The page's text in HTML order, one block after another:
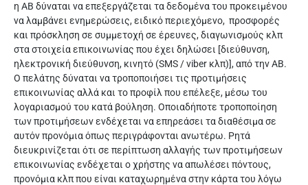
η ΑΒ δύναται να επεξεργάζεται τα δεδομένα του προκειμένου
να λαμβάνει ενημερώσεις, ειδικό περιεχόμενο, προσφορές
και πρόσκληση σε συμμετοχή σε έρευνες, διαγωνισμούς κλπ
στα στοιχεία επικοινωνίας που έχει δηλώσει [διεύθυνση,
ηλεκτρονική διεύθυνση, κινητό (SMS / viber κλπ)], από την ΑΒ.
Ο πελάτης δύναται να τροποποιήσει τις προτιμήσεις
επικοινωνίας αλλά και το προφίλ που επέλεξε, μέσω του
λογαριασμού του κατά βούληση. Οποιαδήποτε τροποποίηση
των προτιμήσεων ενδέχεται να επηρεάσει τα διαθέσιμα σε
αυτόν προνόμια όπως περιγράφονται ανωτέρω. Ρητά
διευκρινίζεται ότι σε περίπτωση αλλαγής των προτιμήσεων
επικοινωνίας ενδέχεται ο χρήστης να απωλέσει πόντους,
προνόμια κλπ που είναι καταχωρημένα στην κάρτα του λόγω